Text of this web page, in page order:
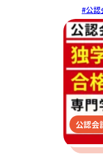
#公認
公認会